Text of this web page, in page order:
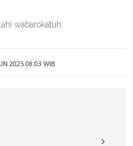
wabarokatuh.
2025 08:03 WIB